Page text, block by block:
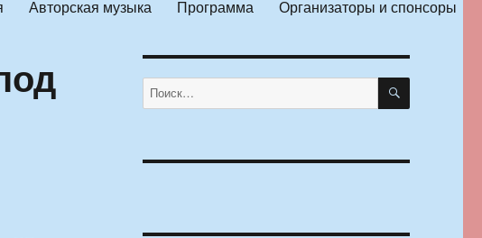
Авторская музыка Программа Организаторы и спонсоры
Искать: ПОИСК